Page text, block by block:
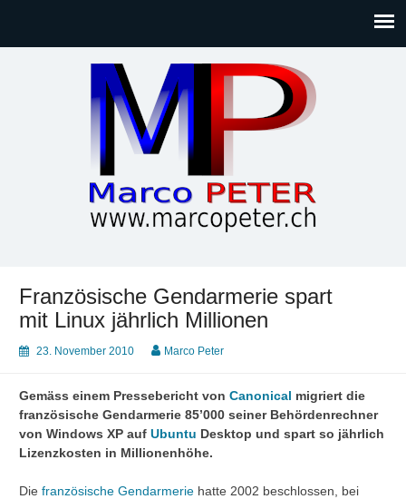
Französische Gendarmerie spart
mit Linux jährlich Millionen
23. November 2010 Marco Peter
Gemäss einem Pressebericht von Canonical migriert die
französische Gendarmerie 85’000 seiner Behördenrechner
von Windows XP auf Ubuntu Desktop und spart so jährlich
Lizenzkosten in Millionenhöhe.
Die französische Gendarmerie hatte 2002 beschlossen, bei